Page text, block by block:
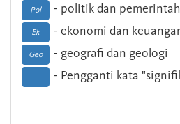
Pol - politik dan
Ek - ekonomi dan
Geo - geografi dan geologi
-- - Pengganti kata